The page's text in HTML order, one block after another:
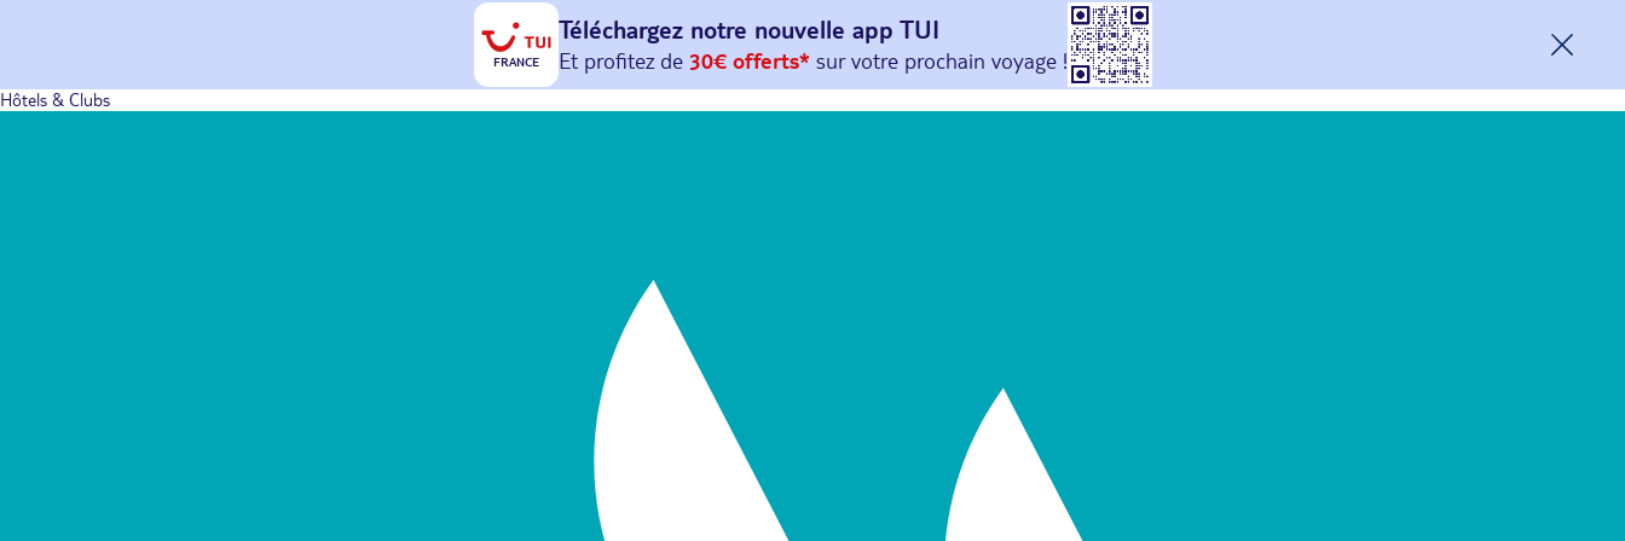
FRANCE
Téléchargez notre nouvelle app TUI
Et profitez de 30€ offerts*sur votre prochain
avec le code : HAPPYAPP
Hôtels & Clubs